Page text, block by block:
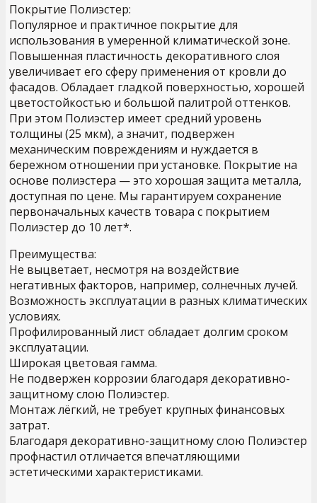
Покрытие Полиэстер:
Популярное и практичное покрытие для
использования в умеренной климатической зоне.
Повышенная пластичность декоративного слоя
увеличивает его сферу применения от кровли до
фасадов. Обладает гладкой поверхностью, хорошей
цветостойкостью и большой палитрой оттенков.
При этом Полиэстер имеет средний уровень
толщины (25 мкм), а значит, подвержен
механическим повреждениям и нуждается в
бережном отношении при установке. Покрытие на
основе полиэстера — это хорошая защита металла,
доступная по цене. Мы гарантируем сохранение
первоначальных качеств товара с покрытием
Полиэстер до 10 лет*.
Преимущества:
Не выцветает, несмотря на воздействие
негативных факторов, например, солнечных лучей.
Возможность эксплуатации в разных климатических
условиях.
Профилированный лист обладает долгим сроком
эксплуатации.
Широкая цветовая гамма.
Не подвержен коррозии благодаря декоративно-
защитному слою Полиэстер.
Монтаж лёгкий, не требует крупных финансовых
затрат.
Благодаря декоративно-защитному слою Полиэстер
профнастил отличается впечатляющими
эстетическими характеристиками.